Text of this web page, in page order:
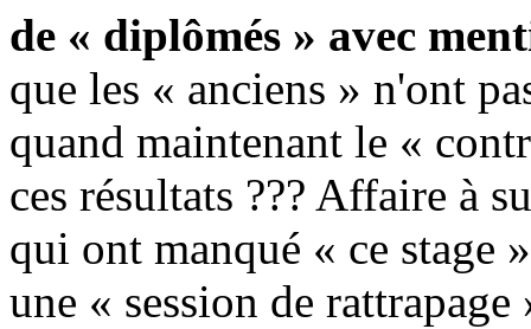
de « diplômés » avec
que les « anciens » n'ont
quand maintenant le «
ces résultats ??? Affaire à
qui ont manqué « ce stage
une « session de